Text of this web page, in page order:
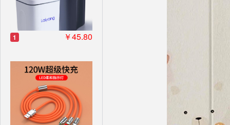
1 ￥45.80